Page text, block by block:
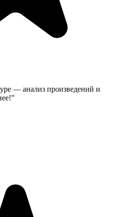
— анализ произведений и
”